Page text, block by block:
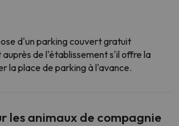
d'un parking couvert gratuit
de l'établissement s'il offre la
la place de parking à l'avance.
les animaux de compagnie